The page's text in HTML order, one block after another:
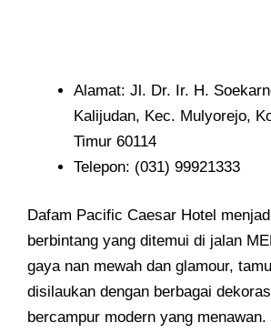
Alamat: Jl. Dr. Ir. H.
Kalijudan, Kec. Mulyorejo,
Timur 60114
Telepon: (031) 99921333
Dafam Pacific Caesar Hotel
berbintang yang ditemui di jalan
gaya nan mewah dan glamour,
disilaukan dengan berbagai
bercampur modern yang menawan.